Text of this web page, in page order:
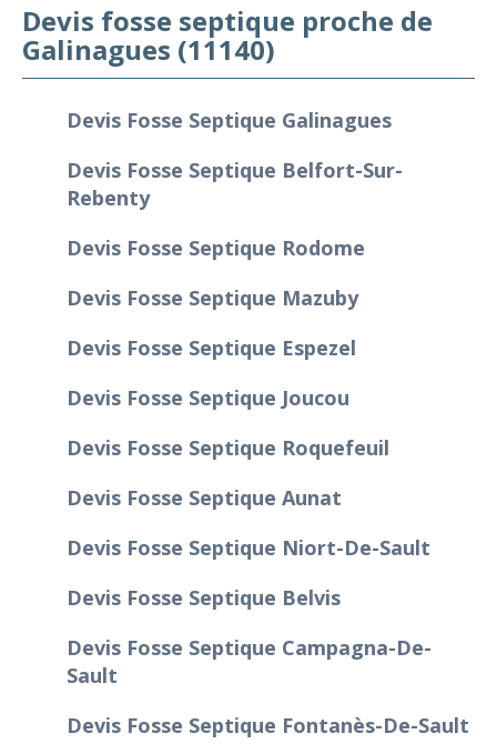
Devis fosse septique proche de
Galinagues (11140)
Devis Fosse Septique Galinagues
Devis Fosse Septique Belfort-Sur-
Rebenty
Devis Fosse Septique Rodome
Devis Fosse Septique Mazuby
Devis Fosse Septique Espezel
Devis Fosse Septique Joucou
Devis Fosse Septique Roquefeuil
Devis Fosse Septique Aunat
Devis Fosse Septique Niort-De-Sault
Devis Fosse Septique Belvis
Devis Fosse Septique Campagna-De-
Sault
Devis Fosse Septique Fontanès-De-Sault